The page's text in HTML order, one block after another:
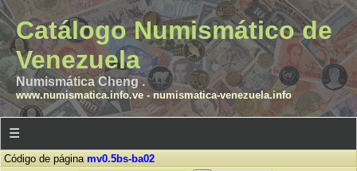
Catálogo Numismático de
Venezuela
Numismática Cheng .
www.numismatica.info.ve- numismatica-venezuela.info
☰
Código de página mv0.5bs-ba02